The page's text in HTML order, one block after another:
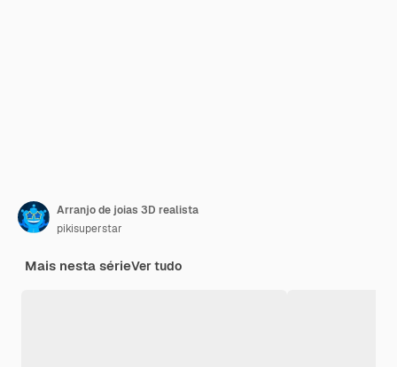
Arranjo de joias 3D realista
pikisuperstar
Mais nesta sérieVer tudo